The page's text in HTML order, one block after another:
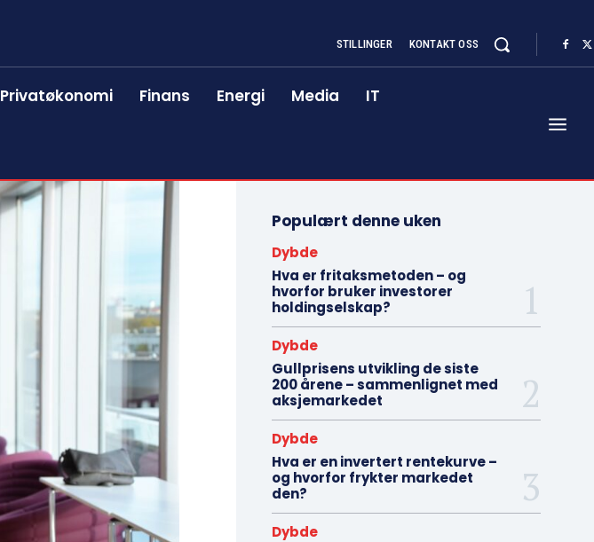
STILLINGER KONTAKT OSS
Privatøkonomi Finans Energi Media IT
Populært denne uken
Dybde
Hva er fritaksmetoden – og
hvorfor bruker investorer
holdingselskap?
Dybde
Gullprisens utvikling de siste
200 årene – sammenlignet med
aksjemarkedet
Dybde
Hva er en invertert rentekurve –
og hvorfor frykter markedet
den?
Dybde